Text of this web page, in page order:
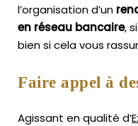
l’organisation d’un
en réseau bancaire,
bien si cela vous
Faire appel à
Agissant en qualité d’